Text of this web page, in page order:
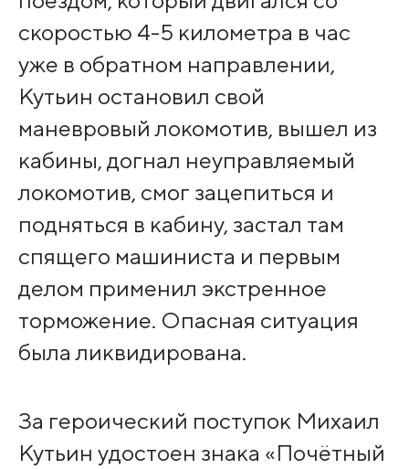
скоростью 4-5 километра в час
уже в обратном направлении,
Кутьин остановил свой
маневровый локомотив, вышел из
кабины, догнал неуправляемый
локомотив, смог зацепиться и
подняться в кабину, застал там
спящего машиниста и первым
делом применил экстренное
торможение. Опасная ситуация
была ликвидирована.
За героический поступок Михаил
Кутьин удостоен знака «Почётный